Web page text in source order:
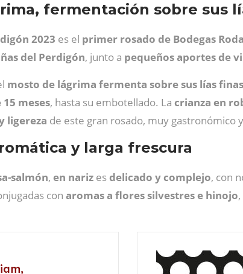
fermentación sobre sus
2023 es el primer rosado de Bodegas Roda
del Perdigón, junto a pequeños aportes de
mosto de lágrima fermenta sobre sus lías
meses, hasta su embotellado. La crianza en
ligereza de este gran rosado, muy gastronómico y
y larga frescura
salmón, en nariz es delicado y complejo, con
con aromas a flores silvestres e hinojo